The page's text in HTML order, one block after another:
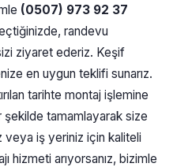
(0507) 973 92 37
randevu
ziyaret ederiz. Keşif
en uygun teklifi sunarız.
tarihte montaj işlemine
tamamlayarak size
iş yeriniz için kaliteli
hizmeti arıyorsanız, bizimle